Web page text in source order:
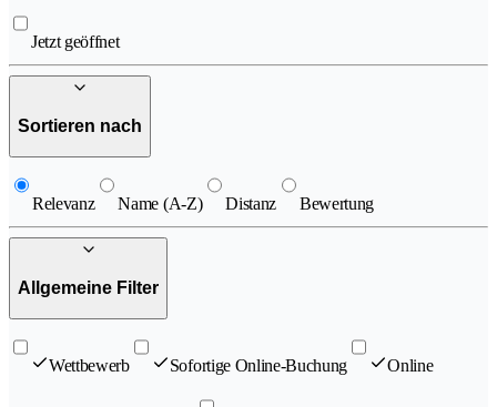
Jetzt geöffnet
Sortieren nach
Relevanz Name (A-Z) Distanz Bewertung
Allgemeine Filter
Wettbewerb Sofortige Online-Buchung Online